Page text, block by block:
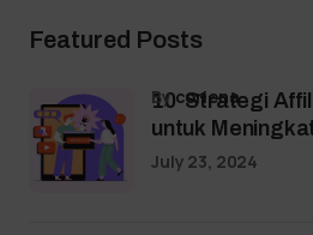
Featured Posts
10 Strategi
untuk
bycoriena
July 23, 2024